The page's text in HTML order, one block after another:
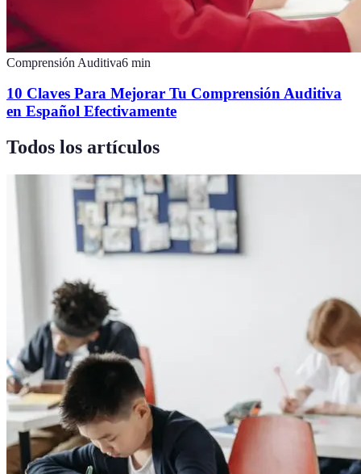
Comprensión Auditiva6 min
10 Claves Para Mejorar Tu Comprensión Auditiva
en Español Efectivamente
Todos los artículos